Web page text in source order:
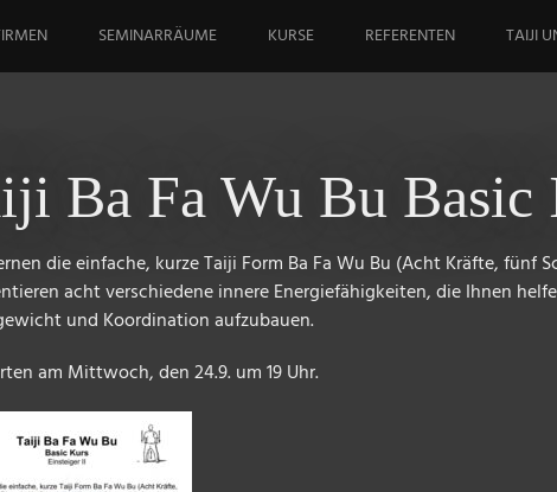
SEMINARRÄUME KURSE REFERENTEN TAIJI
Ba Fa Wu Bu Basic
die einfache, kurze Taiji Form Ba Fa Wu Bu (Acht Kräfte, fünf
acht verschiedene innere Energiefähigkeiten, die Ihnen
und Koordination aufzubauen.
am Mittwoch, den 24.9. um 19 Uhr.